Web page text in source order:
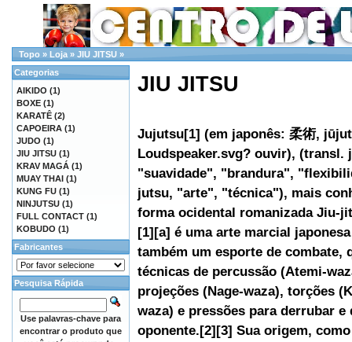
Topo » Loja » JIU JITSU »
JIU JITSU
Jujutsu[1] (em japonês: 柔術,
Loudspeaker.svg? ouvir), (transl.
"suavidade", "brandura",
jutsu, "arte", "técnica"), mais
forma ocidental romanizada Jiu-
[1][a] é uma arte marcial
também um esporte de combate,
técnicas de percussão (Atemi-
projeções (Nage-waza), torções
waza) e pressões para derrubar e
oponente.[2][3] Sua origem,
Categorias
AIKIDO (1)
BOXE (1)
KARATÊ (2)
CAPOEIRA (1)
JUDO (1)
JIU JITSU (1)
KRAV MAGÁ (1)
MUAY THAI (1)
KUNG FU (1)
NINJUTSU (1)
FULL CONTACT (1)
KOBUDO (1)
Fabricantes
Pesquisa Rápida
Use palavras-chave para
encontrar o produto que